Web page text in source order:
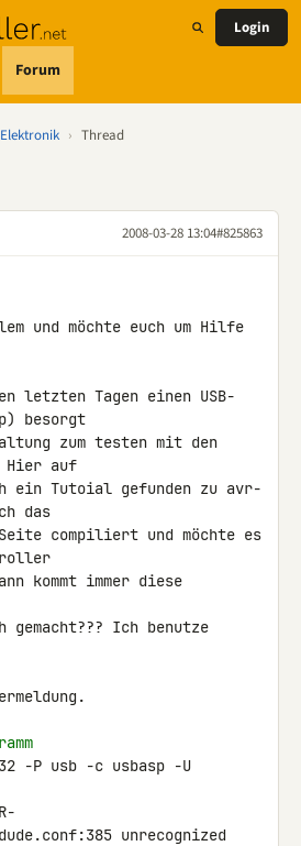
Forum
Login
› Thread
2008-03-28 13:04#825863
und möchte euch um Hilfe
letzten Tagen einen USB-
besorgt
zum testen mit den
Hier auf
ein Tutoial gefunden zu avr-
das
Seite compiliert und möchte es
kommt immer diese
gemacht??? Ich benutze
-P usb -c usbasp -U
unrecognized